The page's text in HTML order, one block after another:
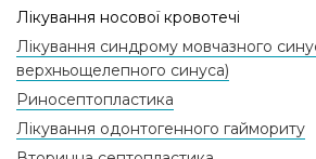
Лікування носової кровотечі
Лікування синдрому мовчазного
верхньощелепного синуса)
Риносептопластика
Лікування одонтогенного гаймориту